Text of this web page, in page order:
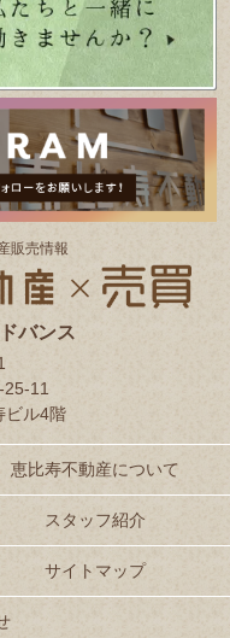
販売情報
バンス
11
ビル4階
恵比寿不動産について
スタッフ紹介
サイトマップ